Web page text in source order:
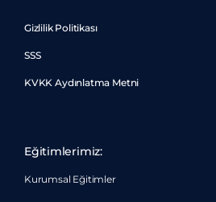
Gizlilik Politikası
SSS
KVKK Aydınlatma Metni
Eğitimlerimiz:
Kurumsal Eğitimler